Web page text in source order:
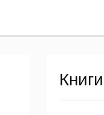
Книги